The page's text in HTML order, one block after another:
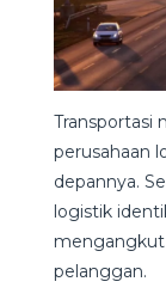
Transportasi
perusahaan
depannya.
logistik
pelanggan.